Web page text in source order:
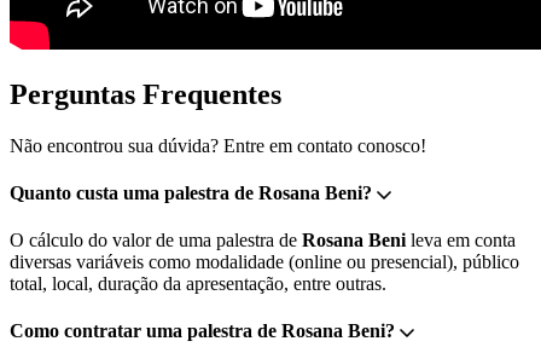
Perguntas Frequentes
Não encontrou sua dúvida? Entre em contato conosco!
Quanto custa uma palestra de Rosana Beni?
O cálculo do valor de uma palestra de Rosana Beni leva em conta
diversas variáveis como modalidade (online ou presencial), público
total, local, duração da apresentação, entre outras.
Como contratar uma palestra de Rosana Beni?